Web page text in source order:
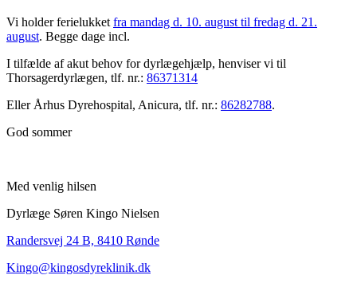
Vi holder ferielukket fra mandag d. 10. august til fredag d. 21.
august. Begge dage incl.
I tilfælde af akut behov for dyrlægehjælp, henviser vi til
Thorsagerdyrlægen, tlf. nr.: 86371314
Eller Århus Dyrehospital, Anicura, tlf. nr.: 86282788.
God sommer
Med venlig hilsen
Dyrlæge Søren Kingo Nielsen
Randersvej 24 B, 8410 Rønde
Kingo@kingosdyreklinik.dk